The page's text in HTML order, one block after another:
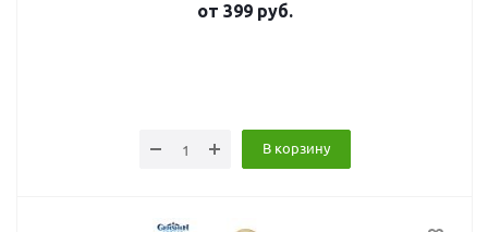
от 399 руб.
В корзину